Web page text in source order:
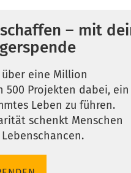
– mit
eine Million
500 Projekten dabei, ein
Leben zu führen.
schenkt Menschen